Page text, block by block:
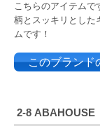
こちらのアイテムで
柄とスッキリとした
ムです！
このブランド
2-8 ABAHOUSE